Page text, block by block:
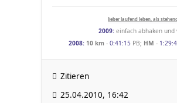
lieber laufend leben, als
2009: einfach abhaken und
2008: 10 km - 0:41:15 PB; HM -
Zitieren
25.04.2010, 16:42